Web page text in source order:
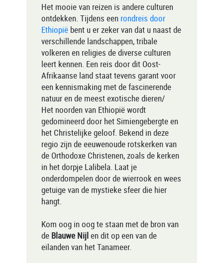
Het mooie van reizen is andere culturen
ontdekken. Tijdens een rondreis door
Ethiopiëbent u er zeker van dat u naast de
verschillende landschappen, tribale
volkeren en religies de diverse culturen
leert kennen. Een reis door dit Oost-
Afrikaanse land staat tevens garant voor
een kennismaking met de fascinerende
natuur en de meest exotische dieren/
Het noorden van Ethiopië wordt
gedomineerd door het Simiengebergte en
het Christelijke geloof. Bekend in deze
regio zijn de eeuwenoude rotskerken van
de Orthodoxe Christenen, zoals de kerken
in het dorpje Lalibela. Laat je
onderdompelen door de wierrook en wees
getuige van de mystieke sfeer die hier
hangt.
Kom oog in oog te staan met de bron van
de Blauwe Nijlen dit op een van de
eilanden van het Tanameer.